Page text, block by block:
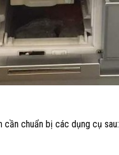
cần chuẩn bị các dụng cụ sau: